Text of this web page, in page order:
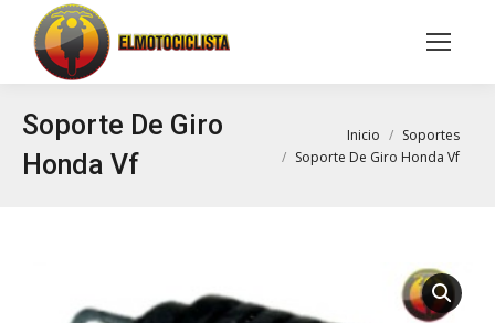
Buscar:
Soporte De Giro
Honda Vf
Inicio
Soportes
Soporte De Giro Honda Vf